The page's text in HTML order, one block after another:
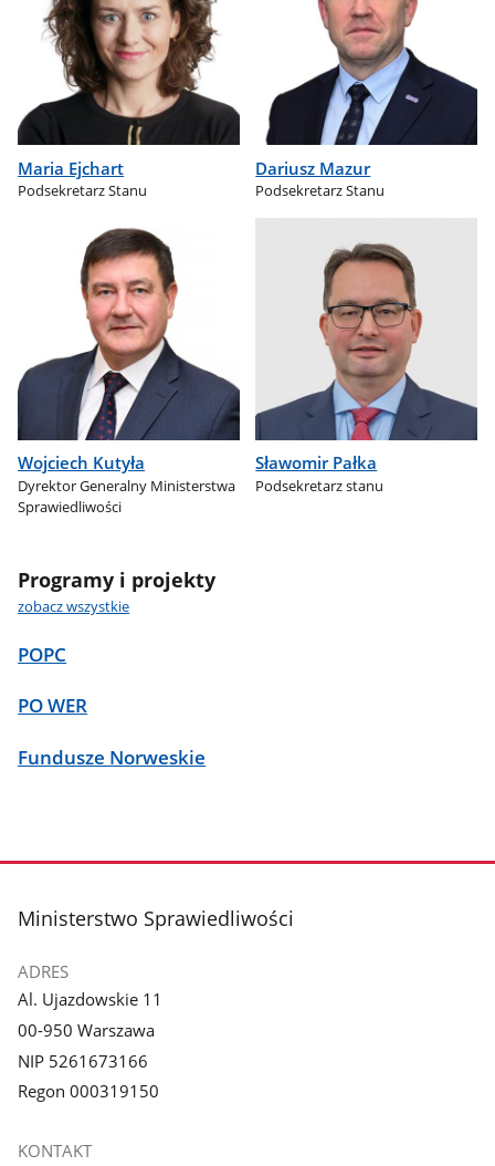
Maria Ejchart
Podsekretarz Stanu
Dariusz Mazur
Podsekretarz Stanu
Wojciech Kutyła
Dyrektor Generalny Ministerstwa
Sprawiedliwości
Sławomir Pałka
Podsekretarz stanu
Programy i projekty
zobacz wszystkie
POPC
PO WER
Fundusze Norweskie
stopka
Ministerstwo Sprawiedliwości
ADRES
Al. Ujazdowskie 11
00-950 Warszawa
NIP 5261673166
Regon 000319150
KONTAKT